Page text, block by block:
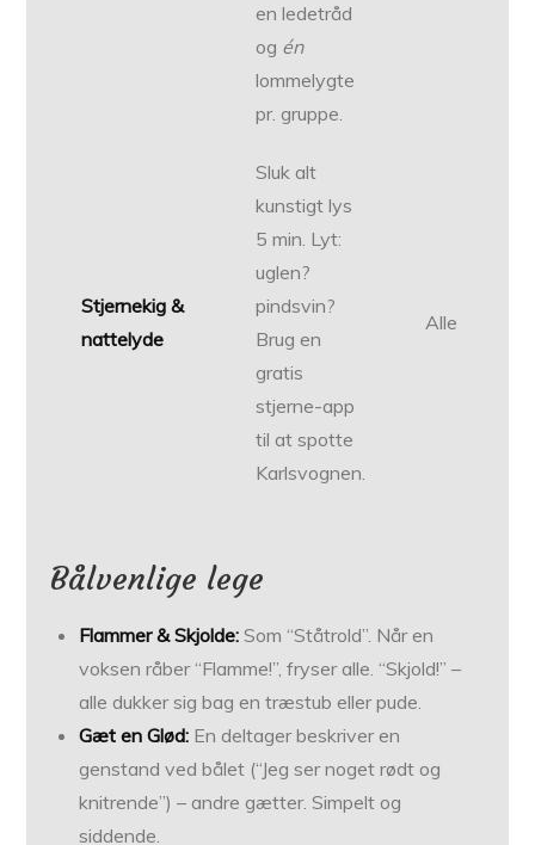
en ledetråd
og én
lommelygte
pr. gruppe.
Stjernekig &
nattelyde
Sluk alt
kunstigt lys
5 min. Lyt:
uglen?
pindsvin?
Brug en
gratis
stjerne-app
til at spotte
Karlsvognen.
Alle
Bålvenlige lege
Flammer & Skjolde: Som “Ståtrold”. Når en
voksen råber “Flamme!”, fryser alle. “Skjold!” –
alle dukker sig bag en træstub eller pude.
Gæt en Glød: En deltager beskriver en
genstand ved bålet (“Jeg ser noget rødt og
knitrende”) – andre gætter. Simpelt og
siddende.